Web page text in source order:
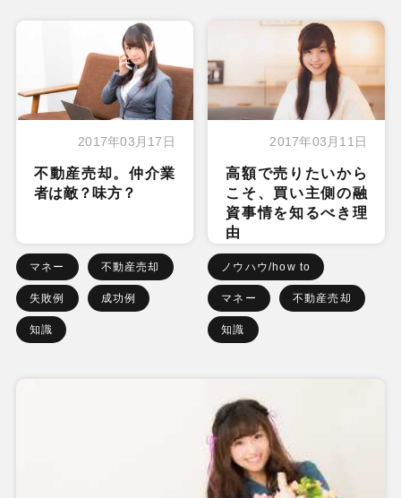
2017年03月17日
不動産売却。仲介業
者は敵？味方？
マネー 不動産売却
失敗例 成功例
知識
2017年03月11日
高額で売りたいから
こそ、買い主側の融
資事情を知るべき理
由
ノウハウ/how to
マネー 不動産売却
知識